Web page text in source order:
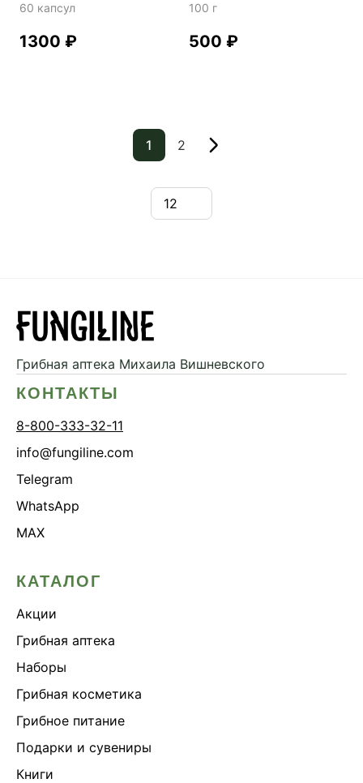
60 капсул
1300 ₽
100 г
500 ₽
1 2
Грибная аптека Михаила Вишневского
КОНТАКТЫ
8-800-333-32-11
info@fungiline.com
Telegram
WhatsApp
MAX
КАТАЛОГ
Акции
Грибная аптека
Наборы
Грибная косметика
Грибное питание
Подарки и сувениры
Книги